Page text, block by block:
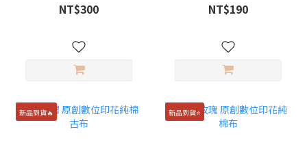
NT$300 NT$190
新品到貨🔥 新品到貨⭐️